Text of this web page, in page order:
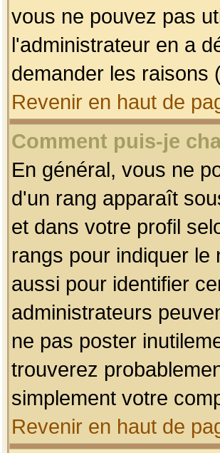
vous ne pouvez pas
l'administrateur en a
demander les raisons
Revenir en haut de
Comment puis-je
En général, vous ne
d'un rang apparaît
et dans votre profil
rangs pour indiquer
aussi pour identifier
administrateurs
ne pas poster
trouverez
simplement votre
Revenir en haut de